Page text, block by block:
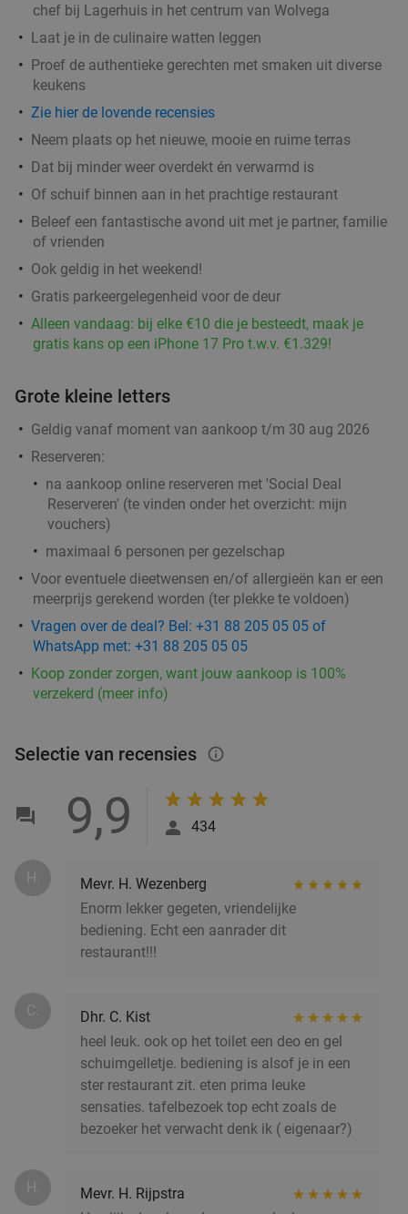
chef bij Lagerhuis in het centrum van Wolvega
Laat je in de culinaire watten leggen
Proef de authentieke gerechten met smaken uit diverse
keukens
Zie hier de lovende recensies
Neem plaats op het nieuwe, mooie en ruime terras
Dat bij minder weer overdekt én verwarmd is
Of schuif binnen aan in het prachtige restaurant
Beleef een fantastische avond uit met je partner, familie
of vrienden
Ook geldig in het weekend!
Gratis parkeergelegenheid voor de deur
Alleen vandaag: bij elke €10 die je besteedt, maak je
gratis kans op een iPhone 17 Pro t.w.v. €1.329!
Grote kleine letters
Geldig vanaf moment van aankoop t/m 30 aug 2026
Reserveren:
na aankoop online reserveren met 'Social Deal
Reserveren' (te vinden onder het overzicht: mijn
vouchers)
maximaal 6 personen per gezelschap
Voor eventuele dieetwensen en/of allergieën kan er een
meerprijs gerekend worden (ter plekke te voldoen)
Vragen over de deal? Bel: +31 88 205 05 05 of
WhatsApp met: +31 88 205 05 05
Koop zonder zorgen, want jouw aankoop is 100%
verzekerd (meer info)
Selectie van recensies info_outlined
9,9 434
H.
Mevr. H. Wezenberg
Enorm lekker gegeten, vriendelijke
bediening. Echt een aanrader dit
restaurant!!!
C.
Dhr. C. Kist
heel leuk. ook op het toilet een deo en gel
schuimgelletje. bediening is alsof je in een
ster restaurant zit. eten prima leuke
sensaties. tafelbezoek top echt zoals de
bezoeker het verwacht denk ik ( eigenaar?)
H.
Mevr. H. Rijpstra